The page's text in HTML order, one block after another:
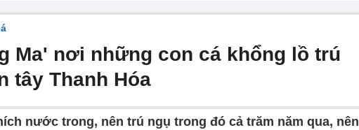
Ma' nơi những con cá khổng lồ trú
tây Thanh Hóa
nước trong, nên trú ngụ trong đó cả trăm năm qua, nên